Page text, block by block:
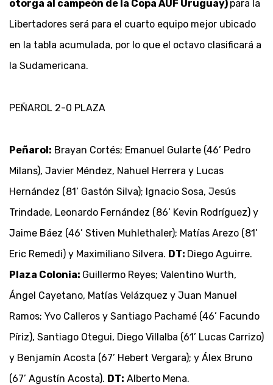
otorga al campeón de la Copa AUF Uruguay) para la
Libertadores será para el cuarto equipo mejor ubicado
en la tabla acumulada, por lo que el octavo clasificará a
la Sudamericana.
PEÑAROL 2-0 PLAZA
Peñarol: Brayan Cortés; Emanuel Gularte (46’ Pedro
Milans), Javier Méndez, Nahuel Herrera y Lucas
Hernández (81’ Gastón Silva); Ignacio Sosa, Jesús
Trindade, Leonardo Fernández (86’ Kevin Rodríguez) y
Jaime Báez (46’ Stiven Muhlethaler); Matías Arezo (81’
Eric Remedi) y Maximiliano Silvera. DT: Diego Aguirre.
Plaza Colonia: Guillermo Reyes; Valentino Wurth,
Ángel Cayetano, Matías Velázquez y Juan Manuel
Ramos; Yvo Calleros y Santiago Pachamé (46’ Facundo
Píriz), Santiago Otegui, Diego Villalba (61’ Lucas Carrizo)
y Benjamín Acosta (67’ Hebert Vergara); y Álex Bruno
(67’ Agustín Acosta). DT: Alberto Mena.